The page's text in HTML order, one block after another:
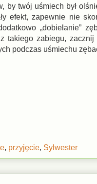
by twój uśmiech był
efekt, zapewnie nie
„dobielanie”
takiego zabiegu,
podczas uśmiechu
, przyjęcie, Sylwester